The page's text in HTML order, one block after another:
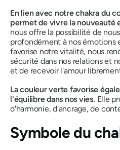
En lien avec notre chakra du
permet de vivre la nouveauté
nous offre la possibilité de
profondément à nos émotions
favorise notre vitalité, nous
sécurité dans nos relations et
et de recevoir l'amour
La couleur verte favorise
l'équilibre dans nos vies. Elle
d'harmonie, d'ancrage, de
Symbole du